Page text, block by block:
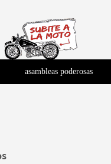
asambleas poderosas